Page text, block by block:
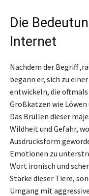
Die
Internet
Nachdem der Begriff
begann er, sich zu
entwickeln, die
Großkatzen wie
Das Brüllen dieser
Wildheit und Gefahr,
Ausdrucksform
Emotionen zu
Wort ironisch und
Stärke dieser Tiere,
Umgang mit